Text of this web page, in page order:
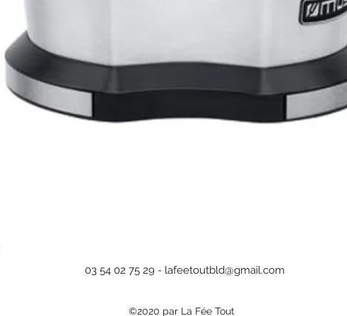
03 54 02 75 29 - lafeetoutbld@gmail.com
©2020 par La Fée Tout